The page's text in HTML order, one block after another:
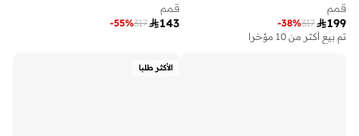
قمم
199
317
-38%
تم بيع أكثر من 10 مؤخرا
قمم
143
317
-55%
الأكثر طلبا